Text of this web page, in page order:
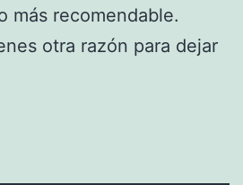
más recomendable.
otra razón para dejar